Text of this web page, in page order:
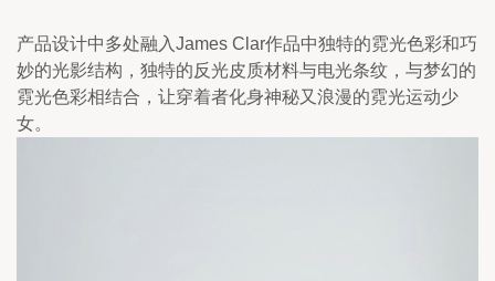
产品设计中多处融入James Clar作品中独特的霓光色彩和巧
妙的光影结构，独特的反光皮质材料与电光条纹，与梦幻的
霓光色彩相结合，让穿着者化身神秘又浪漫的霓光运动少
女。